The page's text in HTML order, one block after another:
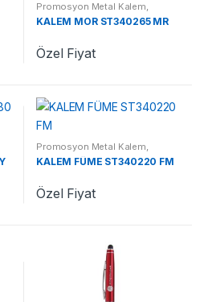
Promosyon Metal Kalem,
Promosyon Kalemler
KALEM MOR ST340265 MR
Özel Fiyat
Promosyon Metal Kalem
Promosyon Kalemler
KALEM FÜME ST340220 FM
Özel Fiyat